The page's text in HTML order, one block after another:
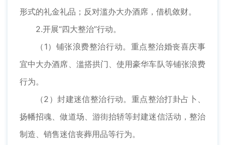
形式的礼金礼品；反对滥办大办酒席，借机敛财。
2.开展“四大整治”行动。
（1）铺张浪费整治行动。重点整治婚丧喜庆事
宜中大办酒席、滥搭拱门、使用豪华车队等铺张浪费
行为。
（2）封建迷信整治行动。重点整治打卦占卜、
扬幡招魂、做道场、游街抬轿等封建迷信活动，整治
制造、销售迷信丧葬用品等行为。